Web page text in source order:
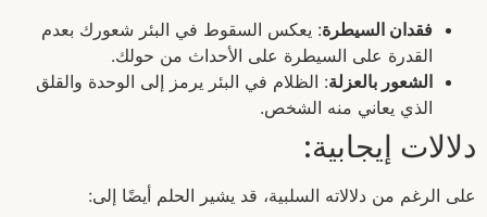
فقدان السيطرة: يعكس السقوط في البئر شعورك بعدم
القدرة على السيطرة على الأحداث من حولك.
الشعور بالعزلة: الظلام في البئر يرمز إلى الوحدة والقلق
الذي يعاني منه الشخص.
دلالات إيجابية:
على الرغم من دلالاته السلبية، قد يشير الحلم أيضًا إلى: